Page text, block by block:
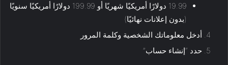
19.99 دولارًا أمريكيًا شهريًا أو 199.99 دولارًا أمريكيًا سنويًا
(بدون إعلانات نهائيًا)
أدخل معلوماتك الشخصية وكلمة المرور
حدد “إنشاء حساب”